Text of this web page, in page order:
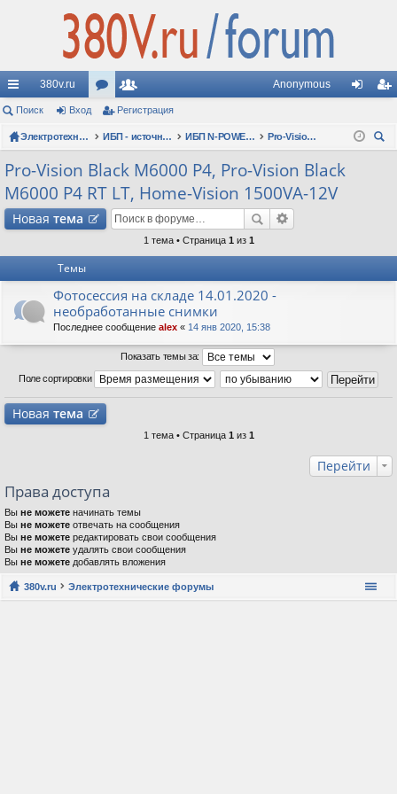
с
ы
лк
и
380v.ru
ор
ум
ы
ол
ьз
ов
ат
ел
Anonymous
д ис
Поиск Вход Регистрация
Электротехнические форумы ИБП - источники бесперебойного питания ИБП N-POWER: новые модели (презентации, фотосессии, обзоры)
Pro-Vision Black M6000 P4, Pro-Vision Black M6000 P4 RT LT, Home-Vision 1500VA-12V
Pro-Vision Black M6000 P4, Pro-Vision Black
M6000 P4 RT LT, Home-Vision 1500VA-12V
Новая тема
1 тема • Страница 1 из 1
Темы
Фотосессия на складе 14.01.2020 -
необработанные снимки
Последнее сообщение alex « 14 янв 2020, 15:38
Показать темы за:
Поле сортировки
Новая тема
1 тема • Страница 1 из 1
Перейти
Права доступа
Вы не можете начинать темы
Вы не можете отвечать на сообщения
Вы не можете редактировать свои сообщения
Вы не можете удалять свои сообщения
Вы не можете добавлять вложения
380v.ru Электротехнические форумы